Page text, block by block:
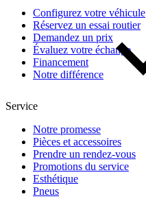
Configurez votre véhicule
Réservez un essai routier
Demandez un prix
Évaluez votre échange
Financement
Notre différence
Service
Notre promesse
Pièces et accessoires
Prendre un rendez-vous
Promotions du service
Esthétique
Pneus